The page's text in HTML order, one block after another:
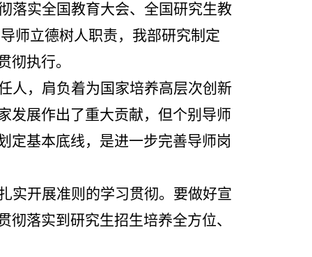
落实全国教育大会、全国研究生教
师立德树人职责，我部研究制定
彻执行。
人，肩负着为国家培养高层次创新
发展作出了重大贡献，但个别导师
定基本底线，是进一步完善导师岗
实开展准则的学习贯彻。要做好宣
落实到研究生招生培养全方位、